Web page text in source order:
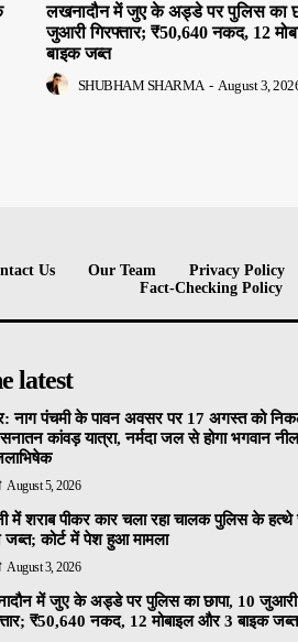
लखनादौन में जुए के अड्डे पर पुलिस का
जुआरी गिरफ्तार; ₹50,640 नकद, 12
बाइक जब्त
SHUBHAM SHARMA - August 3,
Us Our Team Privacy Policy
Fact-Checking Policy
latest
नाग पंचमी के पावन अवसर पर 17 अगस्त को
कांवड़ यात्रा, नर्मदा जल से होगा भगवान
August 5, 2026
में शराब पीकर कार चला रहा चालक पुलिस के हत्थे
जब्त; कोर्ट में पेश हुआ मामला
August 3, 2026
में जुए के अड्डे पर पुलिस का छापा, 10 जुआरी
₹50,640 नकद, 12 मोबाइल और 3 बाइक जब्त